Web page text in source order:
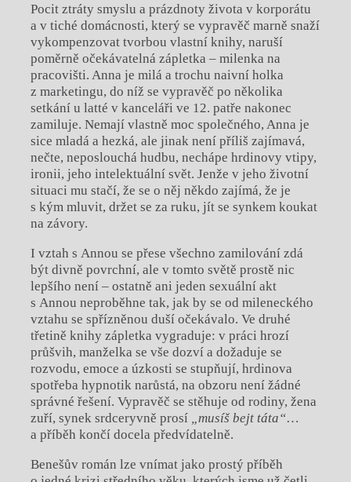
Pocit ztráty smyslu a prázdnoty života v korporátu
a v tiché domácnosti, který se vypravěč marně snaží
vykompenzovat tvorbou vlastní knihy, naruší
poměrně očekávatelná zápletka – milenka na
pracovišti. Anna je milá a trochu naivní holka
z marketingu, do níž se vypravěč po několika
setkání u latté v kanceláři ve 12. patře nakonec
zamiluje. Nemají vlastně moc společného, Anna je
sice mladá a hezká, ale jinak není příliš zajímavá,
nečte, neposlouchá hudbu, nechápe hrdinovy vtipy,
ironii, jeho intelektuální svět. Jenže v jeho životní
situaci mu stačí, že se o něj někdo zajímá, že je
s kým mluvit, držet se za ruku, jít se synkem koukat
na závory.
I vztah s Annou se přese všechno zamilování zdá
být divně povrchní, ale v tomto světě prostě nic
lepšího není – ostatně ani jeden sexuální akt
s Annou neproběhne tak, jak by se od mileneckého
vztahu se spřízněnou duší očekávalo. Ve druhé
třetině knihy zápletka vygraduje: v práci hrozí
průšvih, manželka se vše dozví a dožaduje se
rozvodu, emoce a úzkosti se stupňují, hrdinova
spotřeba hypnotik narůstá, na obzoru není žádné
správné řešení. Vypravěč se stěhuje od rodiny, žena
zuří, synek srdceryvně prosí
„musíš bejt táta“…
a příběh končí docela předvídatelně.
Benešův román lze vnímat jako prostý příběh